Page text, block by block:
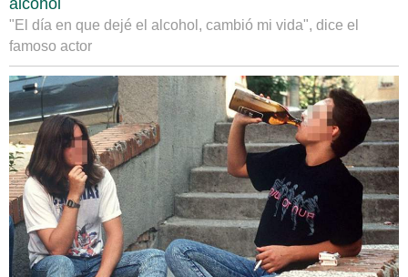
alcohol
"El día en que dejé el alcohol, cambió mi vida", dice el
famoso actor